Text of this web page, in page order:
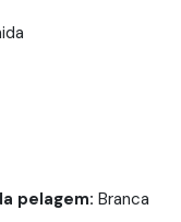
pelagem: Branca